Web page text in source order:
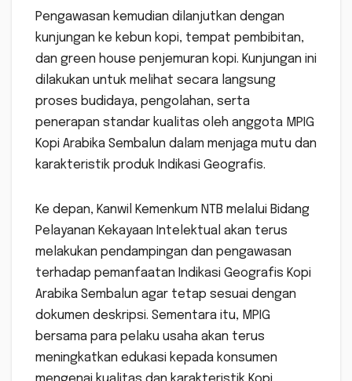
Pengawasan kemudian dilanjutkan dengan
kunjungan ke kebun kopi, tempat pembibitan,
dan green house penjemuran kopi. Kunjungan ini
dilakukan untuk melihat secara langsung
proses budidaya, pengolahan, serta
penerapan standar kualitas oleh anggota MPIG
Kopi Arabika Sembalun dalam menjaga mutu dan
karakteristik produk Indikasi Geografis.
Ke depan, Kanwil Kemenkum NTB melalui Bidang
Pelayanan Kekayaan Intelektual akan terus
melakukan pendampingan dan pengawasan
terhadap pemanfaatan Indikasi Geografis Kopi
Arabika Sembalun agar tetap sesuai dengan
dokumen deskripsi. Sementara itu, MPIG
bersama para pelaku usaha akan terus
meningkatkan edukasi kepada konsumen